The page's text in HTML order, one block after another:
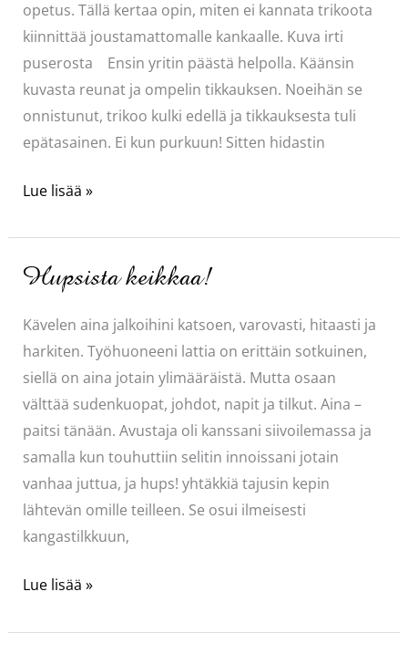
opetus. Tällä kertaa opin, miten ei kannata trikoota
kiinnittää joustamattomalle kankaalle. Kuva irti
puserosta Ensin yritin päästä helpolla. Käänsin
kuvasta reunat ja ompelin tikkauksen. Noeihän se
onnistunut, trikoo kulki edellä ja tikkauksesta tuli
epätasainen. Ei kun purkuun! Sitten hidastin
Muumit
puserosta
tyynylle
Lue lisää »
Hupsista keikkaa!
Kävelen aina jalkoihini katsoen, varovasti, hitaasti ja
harkiten. Työhuoneeni lattia on erittäin sotkuinen,
siellä on aina jotain ylimääräistä. Mutta osaan
välttää sudenkuopat, johdot, napit ja tilkut. Aina –
paitsi tänään. Avustaja oli kanssani siivoilemassa ja
samalla kun touhuttiin selitin innoissani jotain
vanhaa juttua, ja hups! yhtäkkiä tajusin kepin
lähtevän omille teilleen. Se osui ilmeisesti
kangastilkkuun,
Hupsista
Lue lisää »